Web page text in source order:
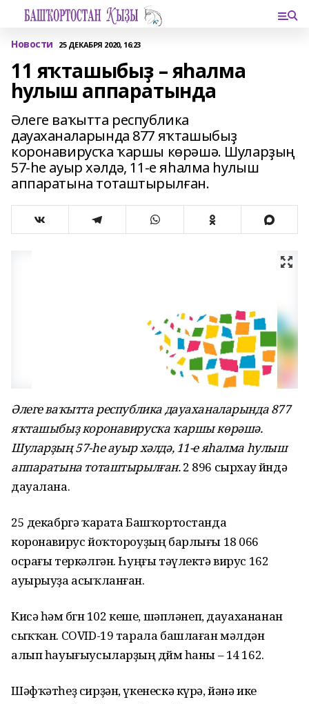
Новости 25 ДЕКАБРЯ 2020, 16:23
11 яҡташыбыҙ – яһалма
һулыш аппаратында
Әлеге ваҡытта республика
дауаханаларында 877 яҡташыбыҙ
коронавирусҡа ҡаршы көрәшә. Шуларҙың
57-һе ауыр хәлдә, 11-е яһалма һулыш
аппаратына тоташтырылған.
Әлеге ваҡытта республика дауаханаларында 877
яҡташыбыҙ коронавирусҡа ҡаршы көрәшә.
Шуларҙың 57-һе ауыр хәлдә, 11-е яһалма һулыш
аппаратына тоташтырылған.2 896 сырхау өйөндә
дауалана.
25 декабргә ҡарата Башҡортостанда
коронавирус йоҡтороуҙың барлығы 18 066
осрағы теркәлгән. Һуңғы тәүлектә вирус 162
ауырыуҙа асыҡланған.
Кисә һәм бөгөн 102 кеше, шәпләнеп, дауахананан
сыҡҡан. COVID-19 тарала башлаған мәлдән
алып һауығыусыларҙың дөйөм һаны – 14 162.
Шәфҡәтһеҙ сирҙән, үкенескә күрә, йәнә ике